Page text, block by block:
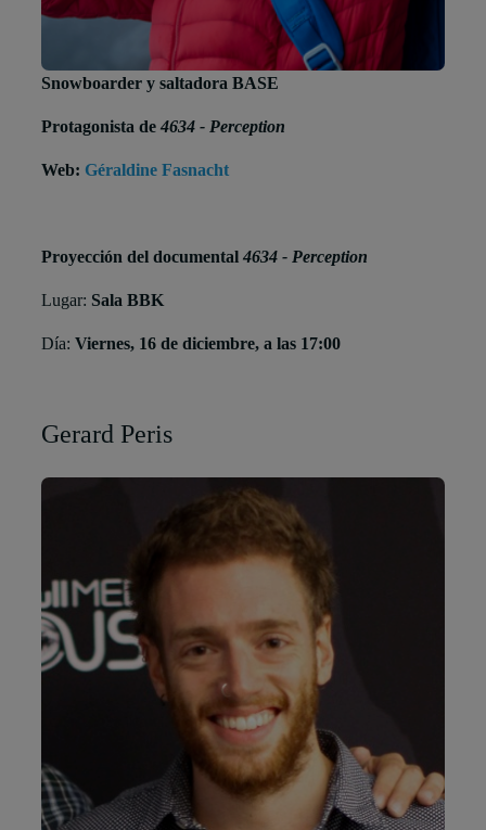
Snowboarder y saltadora BASE
Protagonista de 4634 - Perception
Web: Géraldine Fasnacht
Proyección del documental 4634 - Perception
Lugar: Sala BBK
Día: Viernes, 16 de diciembre, a las 17:00
Gerard Peris